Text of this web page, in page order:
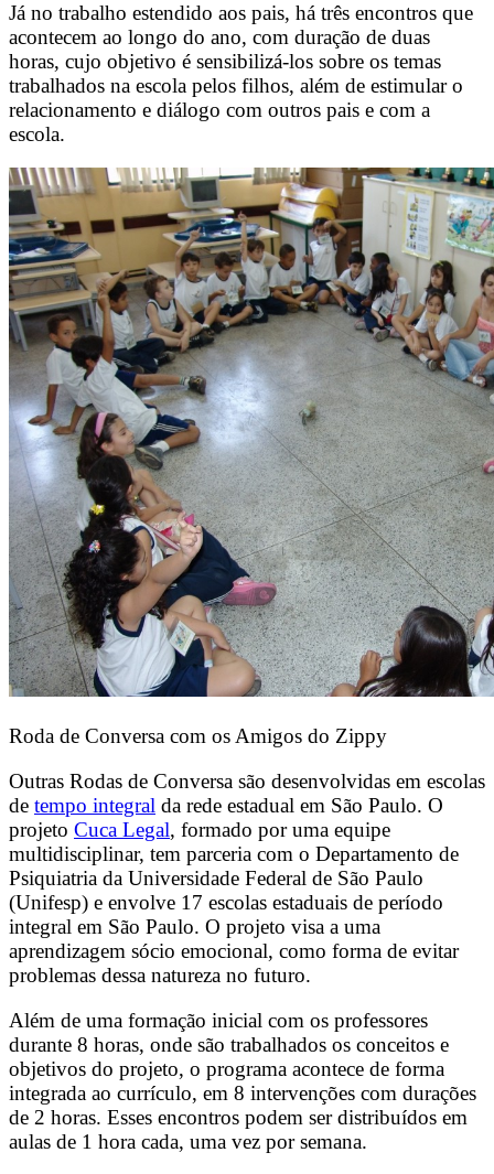
Já no trabalho estendido aos pais, há três encontros que
acontecem ao longo do ano, com duração de duas
horas, cujo objetivo é sensibilizá-los sobre os temas
trabalhados na escola pelos filhos, além de estimular o
relacionamento e diálogo com outros pais e com a
escola.
Roda de Conversa com os Amigos do Zippy
Outras Rodas de Conversa são desenvolvidas em escolas
de tempo integral da rede estadual em São Paulo. O
projeto Cuca Legal, formado por uma equipe
multidisciplinar, tem parceria com o Departamento de
Psiquiatria da Universidade Federal de São Paulo
(Unifesp) e envolve 17 escolas estaduais de período
integral em São Paulo. O projeto visa a uma
aprendizagem sócio emocional, como forma de evitar
problemas dessa natureza no futuro.
Além de uma formação inicial com os professores
durante 8 horas, onde são trabalhados os conceitos e
objetivos do projeto, o programa acontece de forma
integrada ao currículo, em 8 intervenções com durações
de 2 horas. Esses encontros podem ser distribuídos em
aulas de 1 hora cada, uma vez por semana.